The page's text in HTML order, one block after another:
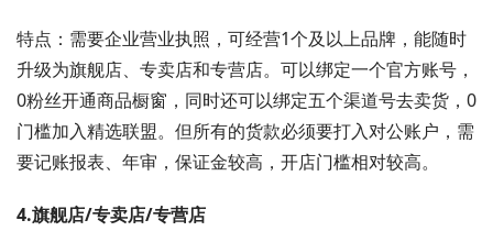
特点：需要企业营业执照，可经营1个及以上品牌，能随时
升级为旗舰店、专卖店和专营店。可以绑定一个官方账号，
0粉丝开通商品橱窗，同时还可以绑定五个渠道号去卖货，0
门槛加入精选联盟。但所有的货款必须要打入对公账户，需
要记账报表、年审，保证金较高，开店门槛相对较高。
4.旗舰店/专卖店/专营店